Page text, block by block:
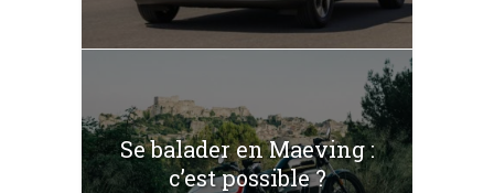
Se balader en Maeving :
c’est possible ?